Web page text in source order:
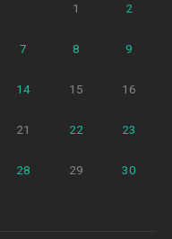
1 2
7 8 9
14 15 16
21 22 23
28 29 30